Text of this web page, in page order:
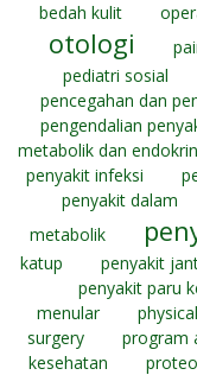
bedah kulit
otologi
pediatri sosial
pencegahan dan
pengendalian
metabolik dan endokrin
penyakit infeksi
penyakit dalam
metabolik
katup
penyakit
penyakit paru
menular
surgery
program
kesehatan